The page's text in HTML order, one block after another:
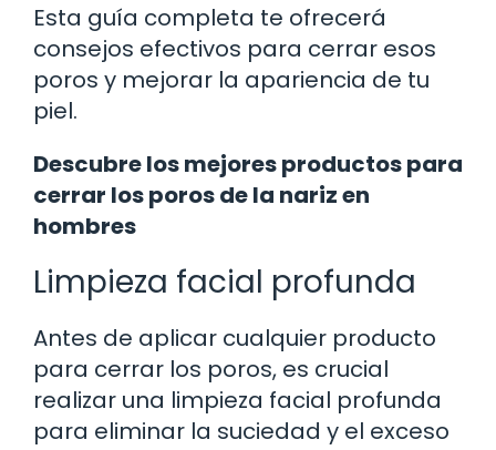
Esta guía completa te ofrecerá
consejos efectivos para cerrar esos
poros y mejorar la apariencia de tu
piel.
Descubre los mejores productos para
cerrar los poros de la nariz en
hombres
Limpieza facial profunda
Antes de aplicar cualquier producto
para cerrar los poros, es crucial
realizar una limpieza facial profunda
para eliminar la suciedad y el exceso